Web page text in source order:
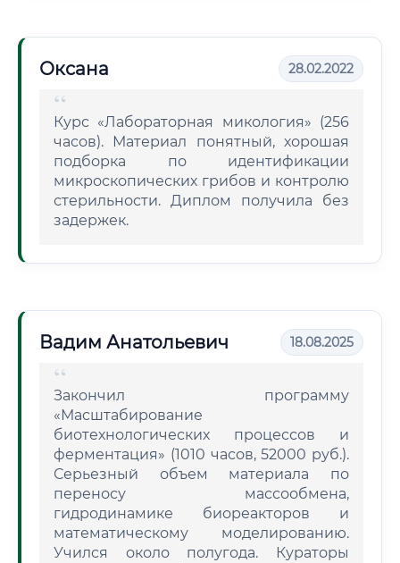
Оксана 28.02.2022
Курс «Лабораторная микология» (256
часов). Материал понятный, хорошая
подборка по идентификации
микроскопических грибов и контролю
стерильности. Диплом получила без
задержек.
Вадим Анатольевич 18.08.2025
Закончил программу
«Масштабирование
биотехнологических процессов и
ферментация» (1010 часов, 52000 руб.).
Серьезный объем материала по
переносу массообмена,
гидродинамике биореакторов и
математическому моделированию.
Учился около полугода. Кураторы